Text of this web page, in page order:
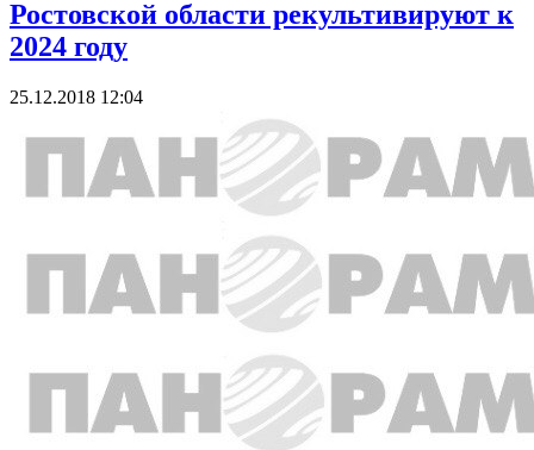
Ростовской области рекультивируют к
2024 году
25.12.2018 12:04